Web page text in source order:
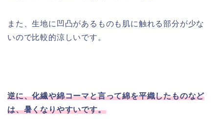
また、生地に凹凸があるものも肌に触れる部分が少な
いので比較的涼しいです。
逆に、化繊や綿コーマと言って綿を平織したものなど
は、暑くなりやすいです。